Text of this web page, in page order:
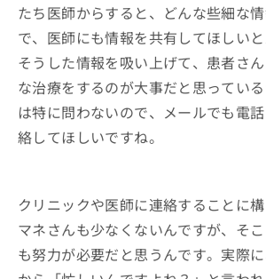
たち医師からすると、どんな些細な
で、医師にも情報を共有してほしいと
そうした情報を吸い上げて、患者さ
な治療をするのが大事だと思ってい
は特に問わないので、メールでも電
絡してほしいですね。
クリニックや医師に連絡することに
マネさんも少なくないんですが、そ
も努力が必要だと思うんです。実際